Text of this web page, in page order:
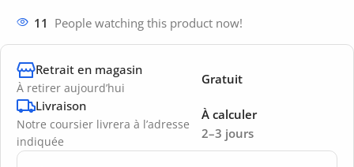
11 People watching this product now!
Retrait en magasin
À retirer aujourd’hui
Gratuit
Livraison
Notre coursier livrera à l’adresse
indiquée
2–3 jours
À calculer